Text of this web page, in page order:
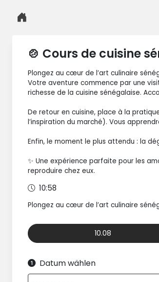
🍲 Cours de cuisine
Plongez au cœur de l’art culinaire
Votre aventure commence par une
richesse de la cuisine sénégalaise.
De retour en cuisine, place à la
l’inspiration du marché). Vous
Enfin, le moment le plus attendu : la
✨ Une expérience parfaite pour les
reproduire chez eux.
10:58
Plongez au cœur de l’art culinaire
10.08
Datum wählen